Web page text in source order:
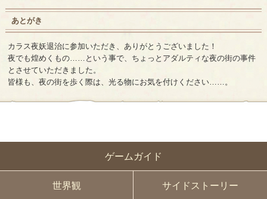
ゲームガイド
世界観 サイドストーリー
あとがき
カラス夜妖退治に参加いただき、ありがとうございました！
夜でも煌めくもの……という事で、ちょっとアダルティな夜の街の事件
とさせていただきました。
皆様も、夜の街を歩く際は、光る物にお気を付けください……。